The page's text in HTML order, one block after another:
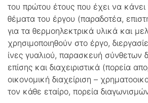
του πρώτου έτους που έχει να
θέματα του έργου (παραδοτέα,
για τα θερμοηλεκτρικά υλικά και
χρησιμοποιηθούν στο έργο,
ίνες γυαλιού, παρασκευή
επίσης και διαχειριστικά (πορεία
οικονομική διαχείριση –
τον κάθε εταίρο, πορεία